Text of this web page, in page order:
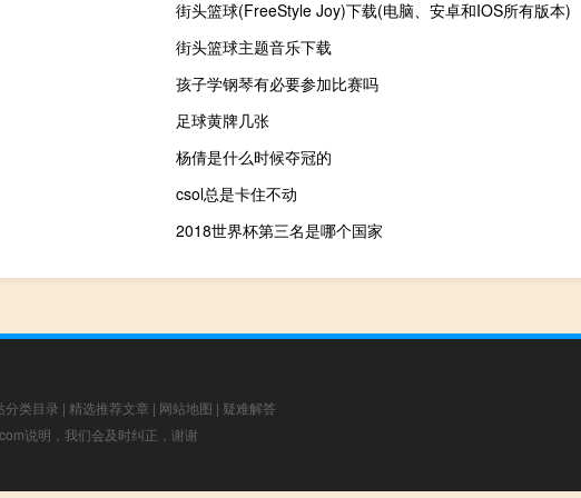
街头篮球(FreeStyle Joy)下载(电脑、安卓和IOS所有版本)
街头篮球主题音乐下载
孩子学钢琴有必要参加比赛吗
足球黄牌几张
杨倩是什么时候夺冠的
csol总是卡住不动
2018世界杯第三名是哪个国家
分类目录 | 精选推荐文章 | 网站地图 | 疑难解答
说明，我们会及时纠正，谢谢